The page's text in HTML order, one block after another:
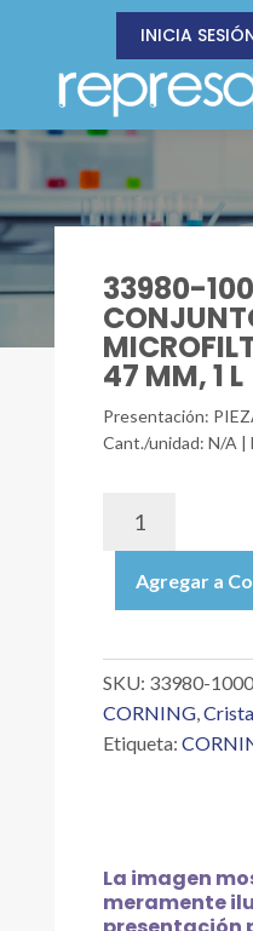
INICIA
33980-
47 MM, 1 L
Presentación:
Cant./unidad: N/A |
1000
CONJUNTO
DE
DE
MM,
1
Agregar a
SKU: 33980-1000
CORNING,
Etiqueta:
La imagen
meramente